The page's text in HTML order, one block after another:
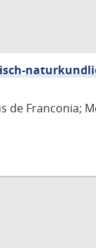
de Franconia;